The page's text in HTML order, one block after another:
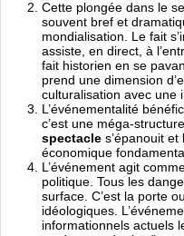
Cette plongée dans le
souvent bref et
mondialisation. Le fait
assiste, en direct, à
fait historien en se
prend une dimension
culturalisation avec une
L’événementalité
c’est une méga-
spectacle s’épanouit
économique
L’événement agit
politique. Tous les
surface. C’est la porte
idéologiques.
informationnels actuels